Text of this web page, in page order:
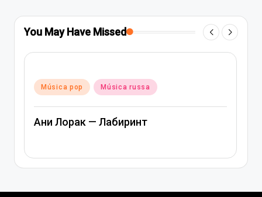
You May Have Missed
Posted
Música pop Música russa
Ани Лорак — Лабиринт